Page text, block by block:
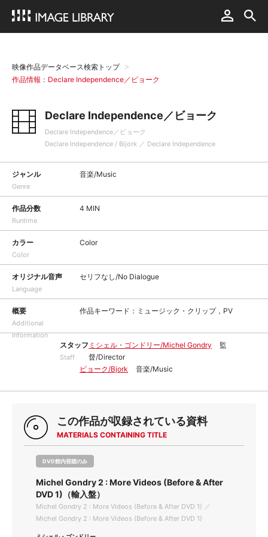
映像作品データベース検索トップ
作品情報：Declare Independence／ビョーク
Declare Independence／ビョーク
Declare Independence／ビョーク
Declare Independence / Bijork ／ Declare Independence
ジャンル
Genre
音楽/Music
作品分数
Runtime
4 MIN
カラー
Color
Color
オリジナル音声
Language
セリフなし/No Dialogue
概要
Additional
Information
作品キーワード：ミュージック・クリップ，PV
スタッフ
Staff
ミシェル・ゴンドリー/Michel Gondry
監
督/Director
ビョーク/Bjork
音楽/Music
この作品が収録されている資料
MATERIALS CONTAINING TITLE
DVD館内視聴のみ
Michel Gondry 2 : More Videos (Before & After
DVD 1)（輸入盤）
Michel Gondry 2 : More Videos (Before & After DVD 1) ／
Michel Gondry 2 : More Videos (Before & After DVD 1)